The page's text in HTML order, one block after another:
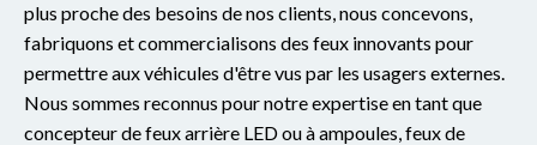
plus proche des besoins de nos clients, nous concevons,
fabriquons et commercialisons des feux innovants pour
permettre aux véhicules d'être vus par les usagers externes.
Nous sommes reconnus pour notre expertise en tant que
concepteur de feux arrière LED ou à ampoules, feux de